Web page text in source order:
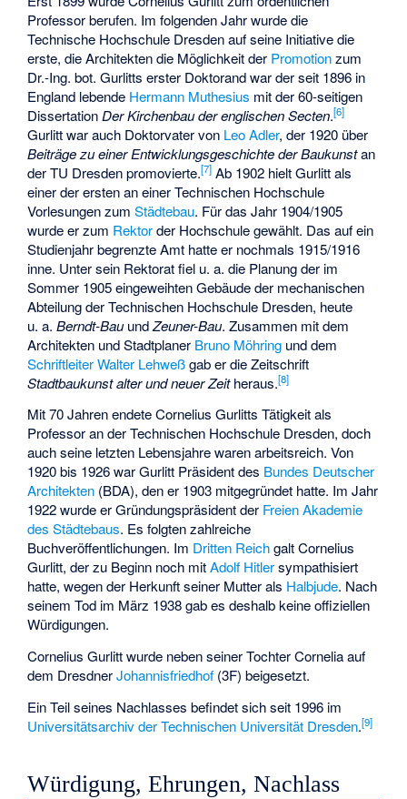
Professor berufen. Im folgenden Jahr wurde die
Technische Hochschule Dresden auf seine Initiative die
erste, die Architekten die Möglichkeit der Promotionzum
Dr.-Ing. bot. Gurlitts erster Doktorand war der seit 1896 in
England lebende Hermann Muthesius mit der 60-seitigen
DissertationDer Kirchenbau der englischen Secten.[6]
Gurlitt war auch Doktorvater von Leo Adler, der 1920 über
Beiträge zu einer Entwicklungsgeschichte der Baukunstan
der TU Dresden promovierte.[7] Ab 1902 hielt Gurlitt als
einer der ersten an einer Technischen Hochschule
Vorlesungen zumStädtebau. Für das Jahr 1904/1905
wurde er zum Rektorder Hochschule gewählt. Das auf ein
Studienjahr begrenzte Amt hatte er nochmals 1915/1916
inne. Unter sein Rektorat fiel u. a. die Planung der im
Sommer 1905 eingeweihten Gebäude der mechanischen
Abteilung der Technischen Hochschule Dresden, heute
u. a.Berndt-BauundZeuner-Bau. Zusammen mit dem
Architekten und Stadtplaner Bruno Möhring und dem
Schriftleiter Walter Lehweßgab er die Zeitschrift
Stadtbaukunst alter und neuer Zeitheraus.[8]
Mit 70 Jahren endete Cornelius Gurlitts Tätigkeit als
Professor an der Technischen Hochschule Dresden, doch
auch seine letzten Lebensjahre waren arbeitsreich. Von
1920 bis 1926 war Gurlitt Präsident des Bundes Deutscher
Architekten (BDA), den er 1903 mitgegründet hatte. Im Jahr
1922 wurde er Gründungspräsident der Freien Akademie
des Städtebaus. Es folgten zahlreiche
Buchveröffentlichungen. Im Dritten Reichgalt Cornelius
Gurlitt, der zu Beginn noch mitAdolf Hitlersympathisiert
hatte, wegen der Herkunft seiner Mutter als Halbjude. Nach
seinem Tod im März 1938 gab es deshalb keine offiziellen
Würdigungen.
Cornelius Gurlitt wurde neben seiner Tochter Cornelia auf
dem DresdnerJohannisfriedhof (3F) beigesetzt.
Ein Teil seines Nachlasses befindet sich seit 1996 im
Universitätsarchiv der Technischen Universität Dresden.[9]
Würdigung, Ehrungen, Nachlass